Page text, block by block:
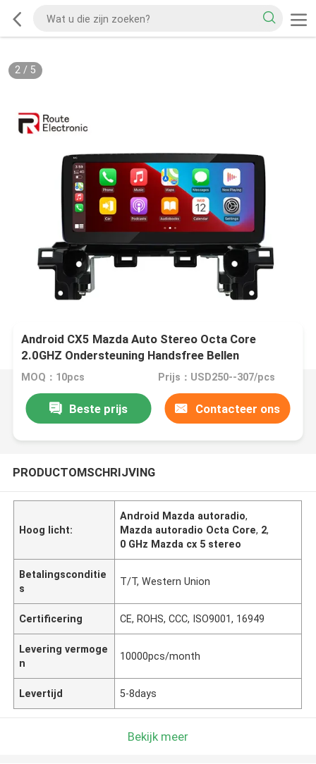
2/ 5
Android CX5 Mazda Auto Stereo Octa Core
2.0GHZ Ondersteuning Handsfree Bellen
MOQ：10pcs Prijs：USD250--307/pcs
Beste prijs Contacteer ons
PRODUCTOMSCHRIJVING
Hoog licht:
Android Mazda autoradio,
Mazda autoradio Octa Core, 2,
0 GHz Mazda cx 5 stereo
Betalingsconditie
s
T/T, Western Union
Certificering CE, ROHS, CCC, ISO9001, 16949
Levering vermoge
n
10000pcs/month
Levertijd 5-8days
Bekijk meer